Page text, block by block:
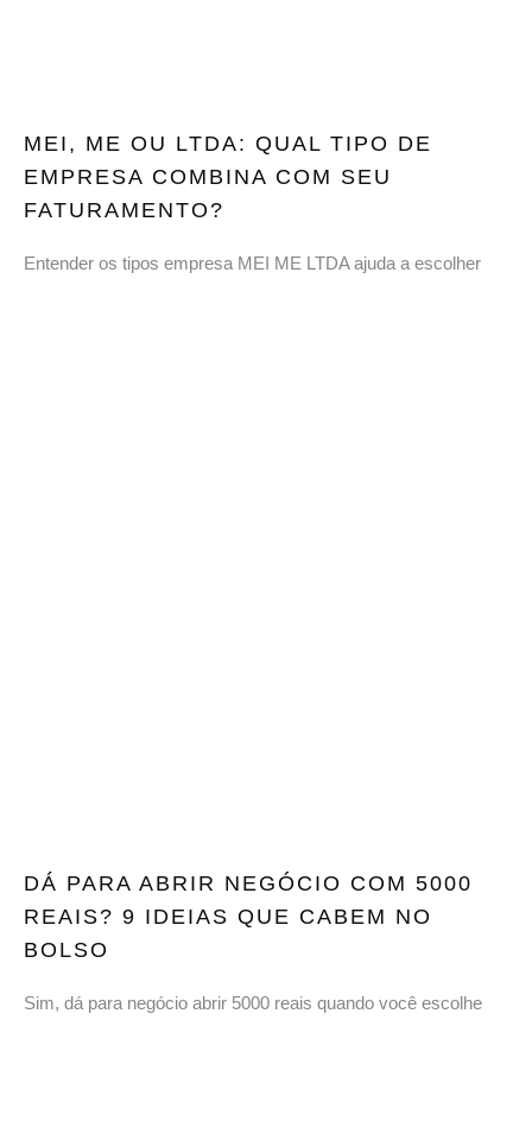
MEI, ME OU LTDA: QUAL TIPO DE
EMPRESA COMBINA COM SEU
FATURAMENTO?
Entender os tipos empresa MEI ME LTDA ajuda a escolher
DÁ PARA ABRIR NEGÓCIO COM 5000
REAIS? 9 IDEIAS QUE CABEM NO
BOLSO
Sim, dá para negócio abrir 5000 reais quando você escolhe